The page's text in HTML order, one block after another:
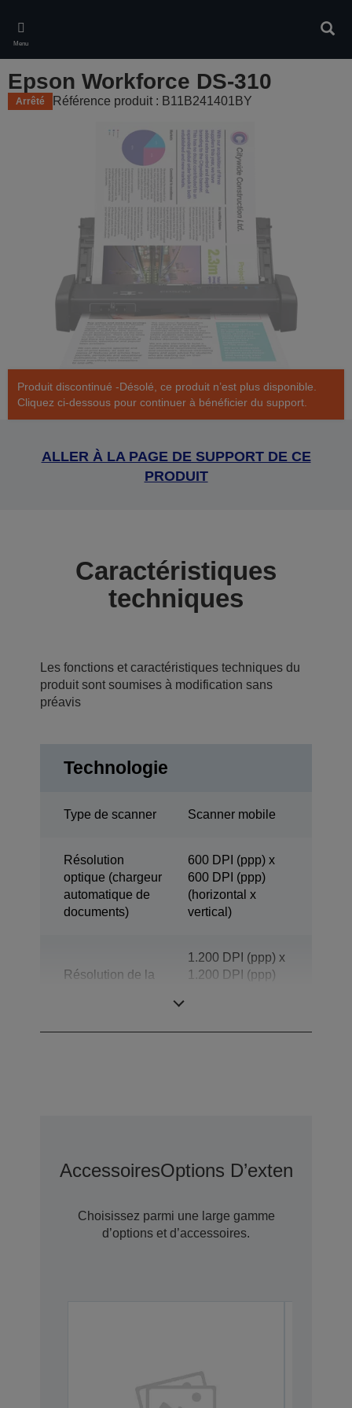
main
content
Menu
Epson Workforce DS-310
Arrêté Référence produit : B11B241401BY
Produit discontinué -Désolé, ce produit n’est plus disponible.
Cliquez ci-dessous pour continuer à bénéficier du support.
ALLER À LA PAGE DE SUPPORT DE CE
PRODUIT
Caractéristiques
techniques
Les fonctions et caractéristiques techniques du
produit sont soumises à modification sans
préavis
Technologie
Type de scanner Scanner mobile
Résolution
optique (chargeur
automatique de
documents)
600 DPI (ppp) x
600 DPI (ppp)
(horizontal x
vertical)
Résolution de la
1.200 DPI (ppp) x
1.200 DPI (ppp)
AccessoiresOptions D’extension
Choisissez parmi une large gamme
d’options et d’accessoires.